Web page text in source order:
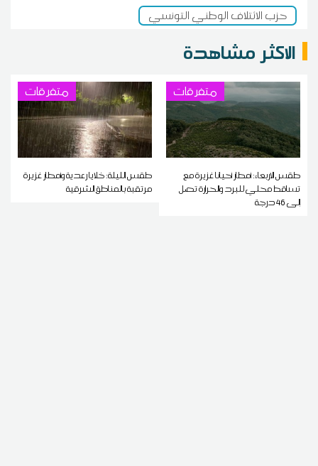
حزب الائتلاف الوطني التونسي
الاكثر مشاهدة
متفرقات
طقس الاربعاء: أمطار أحيانا غزيرة مع
تساقط محلي للبرد والحرارة تصل
إلى 46 درجة
متفرقات
طقس الليلة: خلايا رعدية وأمطار غزيرة
مرتقبة بالمناطق الشرقية